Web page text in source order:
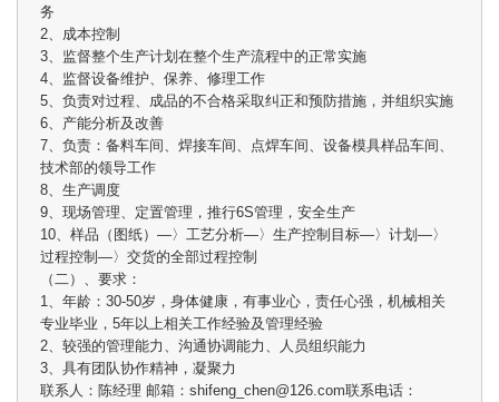
务
2、成本控制
3、监督整个生产计划在整个生产流程中的正常实施
4、监督设备维护、保养、修理工作
5、负责对过程、成品的不合格采取纠正和预防措施，并组织实施
6、产能分析及改善
7、负责：备料车间、焊接车间、点焊车间、设备模具样品车间、
技术部的领导工作
8、生产调度
9、现场管理、定置管理，推行6S管理，安全生产
10、样品（图纸）—〉工艺分析—〉生产控制目标—〉计划—〉
过程控制—〉交货的全部过程控制
（二）、要求：
1、年龄：30-50岁，身体健康，有事业心，责任心强，机械相关
专业毕业，5年以上相关工作经验及管理经验
2、较强的管理能力、沟通协调能力、人员组织能力
3、具有团队协作精神，凝聚力
联系人：陈经理 邮箱：shifeng_chen@126.com联系电话：